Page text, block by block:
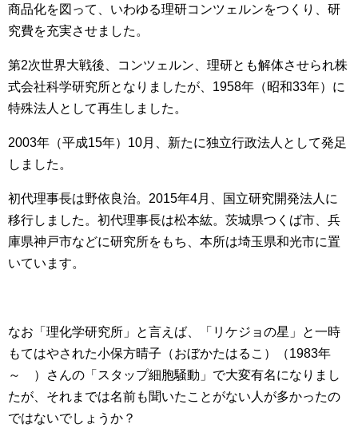
商品化を図って、いわゆる理研コンツェルンをつくり、研
究費を充実させました。
第2次世界大戦後、コンツェルン、理研とも解体させられ株
式会社科学研究所となりましたが、1958年（昭和33年）に
特殊法人として再生しました。
2003年（平成15年）10月、新たに独立行政法人として発足
しました。
初代理事長は野依良治。2015年4月、国立研究開発法人に
移行しました。初代理事長は松本紘。茨城県つくば市、兵
庫県神戸市などに研究所をもち、本所は埼玉県和光市に置
いています。
なお「理化学研究所」と言えば、「リケジョの星」と一時
もてはやされた小保方晴子（おぼかたはるこ）（1983年
～ ）さんの「スタップ細胞騒動」で大変有名になりまし
たが、それまでは名前も聞いたことがない人が多かったの
ではないでしょうか？